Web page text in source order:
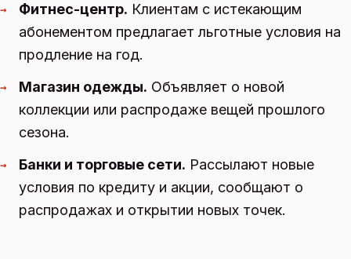
→ Фитнес-центр. Клиентам с истекающим
абонементом предлагает льготные условия на
продление на год.
→ Магазин одежды. Объявляет о новой
коллекции или распродаже вещей прошлого
сезона.
→ Банки и торговые сети. Рассылают новые
условия по кредиту и акции, сообщают о
распродажах и открытии новых точек.